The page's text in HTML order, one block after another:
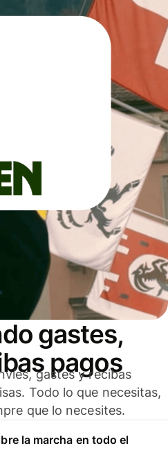
gastes,
pagos
gastes y recibas
Todo lo que necesitas,
que lo necesites.
la marcha en todo el